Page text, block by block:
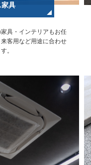
家具
具・インテリアもお任
客用など用途に合わせ
。